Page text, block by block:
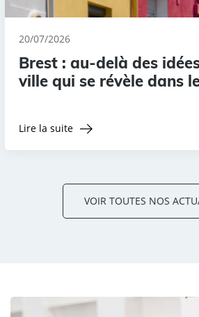
20/07/2026
Brest : au-delà des
ville qui se révèle dans
Lire la suite
VOIR TOUTES NOS